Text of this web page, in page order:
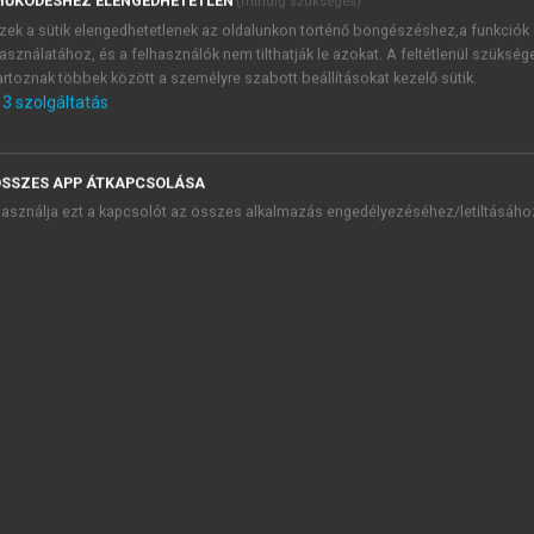
Szekció. Az idős betegek vizsgálata-gondozása: orvosi-jogi-
Szekció. Szív- és érrendszeri rendellenességek
a sütik elengedhetetlenek az oldalunkon történő böngészéshez,a funkciók
és a felhasználók nem tilthatják le azokat. A feltétlenül
többek között a személyre szabott beállításokat kezelő sütik.
3 szolgáltatás
APP ÁTKAPCSOLÁSA
ezt a kapcsolót az összes alkalmazás engedélyezéséhez/